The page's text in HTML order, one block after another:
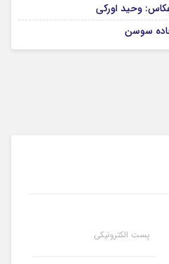
پست الکترونیکی